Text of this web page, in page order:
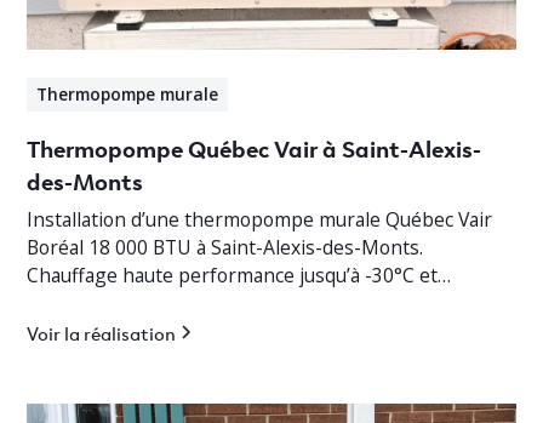
Thermopompe murale
Thermopompe Québec Vair à Saint-Alexis-
des-Monts
Installation d’une thermopompe murale Québec Vair
Boréal 18 000 BTU à Saint-Alexis-des-Monts.
Chauffage haute performance jusqu’à -30°C et
Voir la réalisation